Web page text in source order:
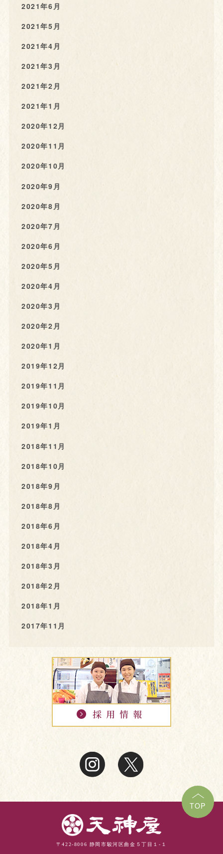
2021年6月
2021年5月
2021年4月
2021年3月
2021年2月
2021年1月
2020年12月
2020年11月
2020年10月
2020年9月
2020年8月
2020年7月
2020年6月
2020年5月
2020年4月
2020年3月
2020年2月
2020年1月
2019年12月
2019年11月
2019年10月
2019年1月
2018年11月
2018年10月
2018年9月
2018年8月
2018年6月
2018年4月
2018年3月
2018年2月
2018年1月
2017年11月
TOP
〒422-8006 静岡市駿河区曲金５丁目１-１